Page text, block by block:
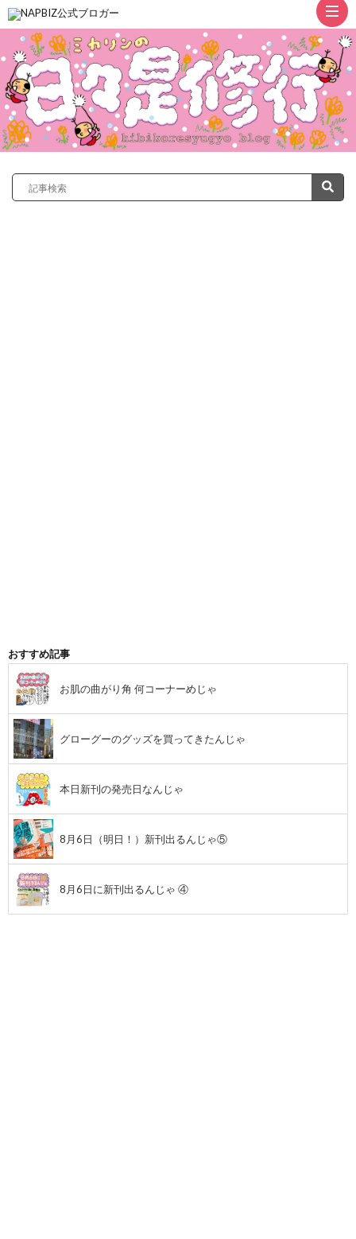
ト
ッ
おすすめ記事
お肌の曲がり角 何コーナーめじゃ
グローグーのグッズを買ってきたんじゃ
本日新刊の発売日なんじゃ
8月6日（明日！）新刊出るんじゃ⑤
8月6日に新刊出るんじゃ ④